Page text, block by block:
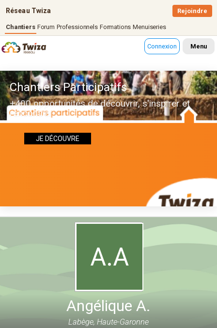
Réseau Twiza
Chantiers Forum Professionnels Formations Menuiseries
Rejoindre
Connexion Menu
Chantiers Participatifs
+400 opportunités de découvrir, s'inspirer et
rencontrer
JE DÉCOUVRE
A.A
Angélique A.
Labège, Haute-Garonne